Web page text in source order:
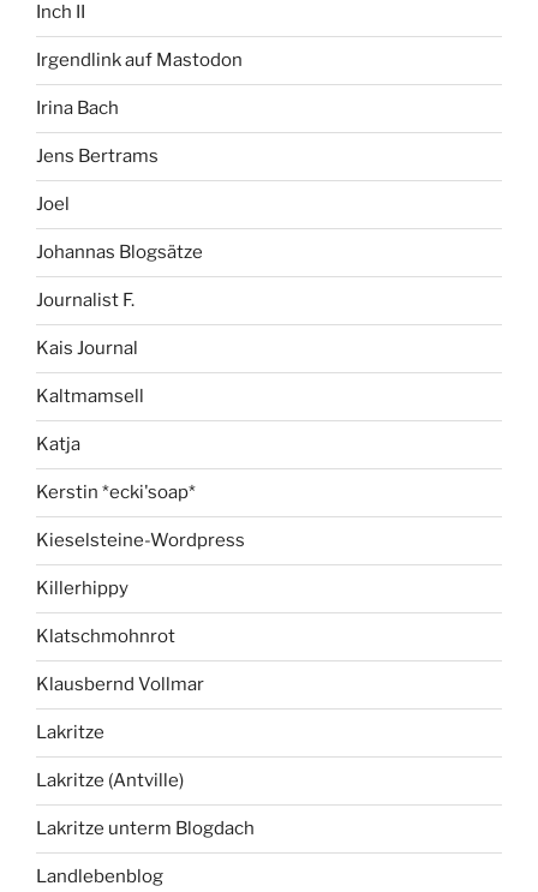
Inch II
Irgendlink auf Mastodon
Irina Bach
Jens Bertrams
Joel
Johannas Blogsätze
Journalist F.
Kais Journal
Kaltmamsell
Katja
Kerstin *ecki'soap*
Kieselsteine-Wordpress
Killerhippy
Klatschmohnrot
Klausbernd Vollmar
Lakritze
Lakritze (Antville)
Lakritze unterm Blogdach
Landlebenblog